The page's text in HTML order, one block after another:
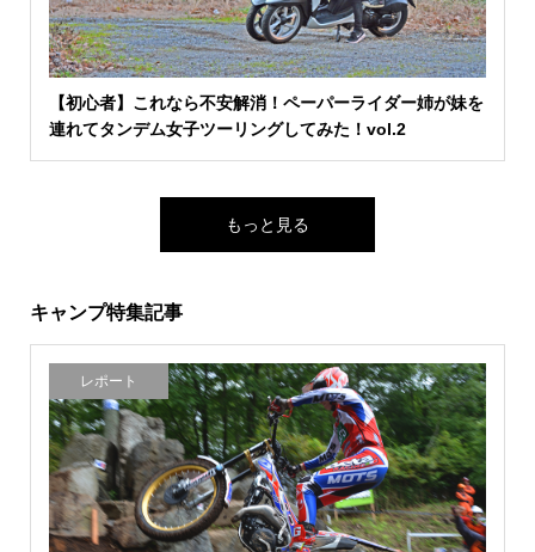
【初心者】これなら不安解消！ペーパーライダー姉が妹を
連れてタンデム女子ツーリングしてみた！vol.2
もっと見る
キャンプ特集記事
レポート